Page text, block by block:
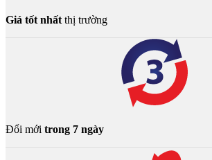
Giá tốt nhất thị trường
Đổi mới trong 7 ngày